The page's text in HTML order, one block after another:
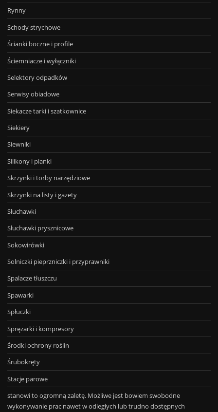
Rynny
Schody strychowe
Ścianki boczne i profile
Ściemniacze i wyłączniki
Selektory odpadków
Serwisy obiadowe
Siekacze tarki i szatkownice
Siekiery
Siewniki
Silikony i pianki
Skrzynki i torby narzędziowe
Skrzynki na listy i gazety
Słuchawki
Słuchawki prysznicowe
Sokowirówki
Solniczki pieprzniczki i przyprawniki
Spalacze tłuszczu
Spawarki
Spłuczki
Sprężarki i kompresory
Środki ochrony roślin
Śrubokręty
Stacje parowe
stanowi to ogromną zaletę. Możliwe jest bowiem swobodne
wykonywanie prac nawet w odległych lub trudno dostępnych